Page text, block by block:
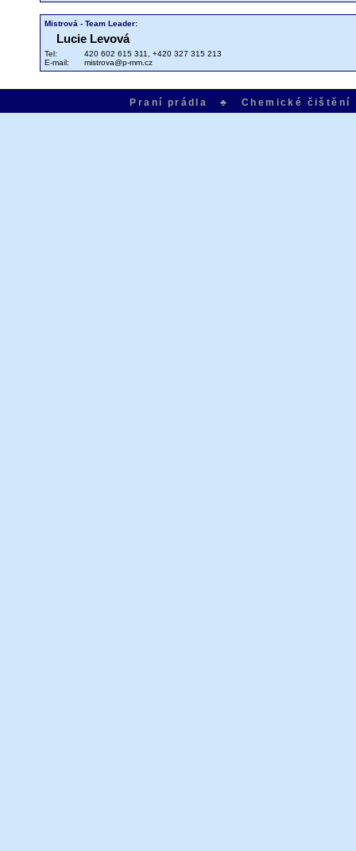
Mistrová - Team Leader:
Lucie Levová
Tel:
420 602 615 311, +420 327 315 213
E-mail:
mistrova@p-mm.cz
Praní prádla ♣ Chemické